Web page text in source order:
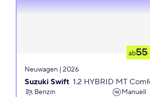
ab
Neuwagen | 2026
Suzuki Swift 1.2 HYBRID MT
Benzin
Manuell